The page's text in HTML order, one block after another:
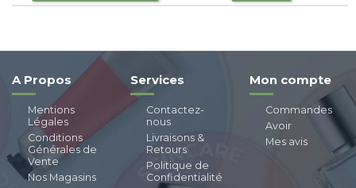
A Propos
Mentions
Légales
Conditions
Générales de
Vente
Nos Magasins
Services
Contactez-
nous
Livraisons &
Retours
Politique de
Confidentialité
Mon compte
Commandes
Avoir
Mes avis